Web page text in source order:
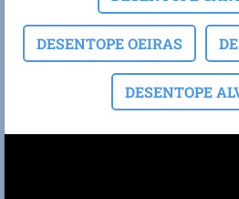
DESENTOPE OEIRAS
DESENTOPE